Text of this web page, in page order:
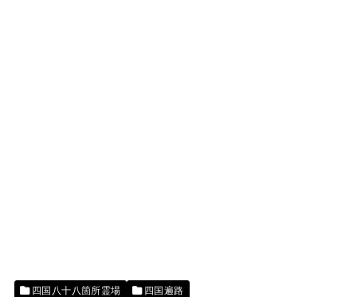
四国八十八箇所霊場
四国遍路